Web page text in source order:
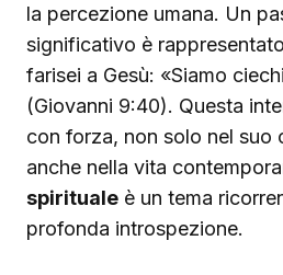
la percezione umana. Un
significativo è
farisei a Gesù: «Siamo
(Giovanni 9:40). Questa
con forza, non solo nel suo
anche nella vita
spirituale è un tema
profonda introspezione.